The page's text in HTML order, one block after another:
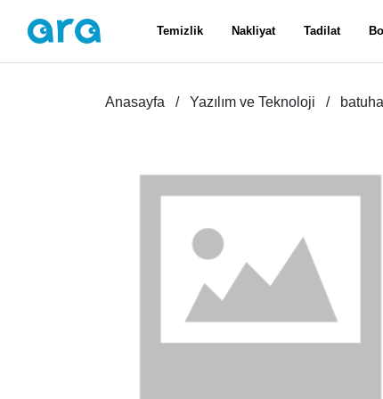
Temizlik Nakliyat Tadilat
Anasayfa Yazılım ve Teknoloji